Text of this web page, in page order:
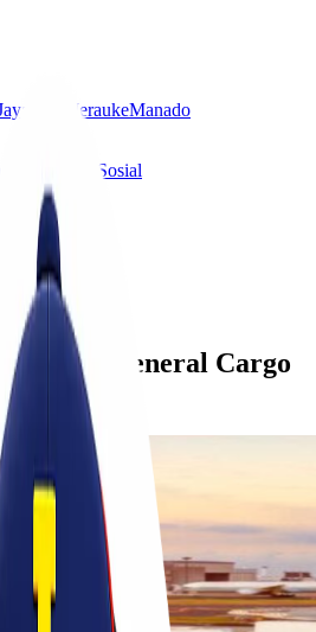
MeraukeManado
Program Sosial
Cherryn
Udara: General Cargo